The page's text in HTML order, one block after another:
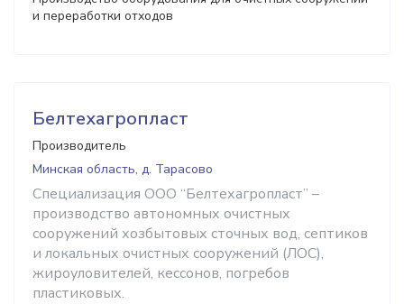
и переработки отходов
Белтехагропласт
Производитель
Минская область, д. Тарасово
Специализация ООО “Белтехагропласт” –
производство автономных очистных
сооружений хозбытовых сточных вод, септиков
и локальных очистных сооружений (ЛОС),
жироуловителей, кессонов, погребов
пластиковых.